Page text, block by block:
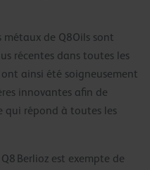
métaux de Q8Oils sont
récentes dans toutes les
ainsi été soigneusement
innovantes afin de
répond à toutes les
Berlioz est exempte de